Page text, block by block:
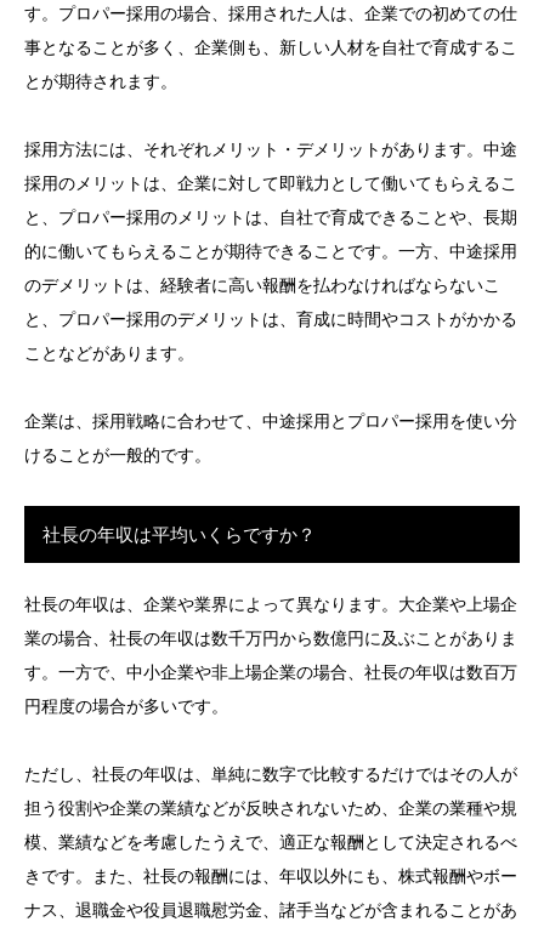
す。プロパー採用の場合、採用された人は、企業での初めての仕
事となることが多く、企業側も、新しい人材を自社で育成するこ
とが期待されます。
採用方法には、それぞれメリット・デメリットがあります。中途
採用のメリットは、企業に対して即戦力として働いてもらえるこ
と、プロパー採用のメリットは、自社で育成できることや、長期
的に働いてもらえることが期待できることです。一方、中途採用
のデメリットは、経験者に高い報酬を払わなければならないこ
と、プロパー採用のデメリットは、育成に時間やコストがかかる
ことなどがあります。
企業は、採用戦略に合わせて、中途採用とプロパー採用を使い分
けることが一般的です。
社長の年収は平均いくらですか？
社長の年収は、企業や業界によって異なります。大企業や上場企
業の場合、社長の年収は数千万円から数億円に及ぶことがありま
す。一方で、中小企業や非上場企業の場合、社長の年収は数百万
円程度の場合が多いです。
ただし、社長の年収は、単純に数字で比較するだけではその人が
担う役割や企業の業績などが反映されないため、企業の業種や規
模、業績などを考慮したうえで、適正な報酬として決定されるべ
きです。また、社長の報酬には、年収以外にも、株式報酬やボー
ナス、退職金や役員退職慰労金、諸手当などが含まれることがあ